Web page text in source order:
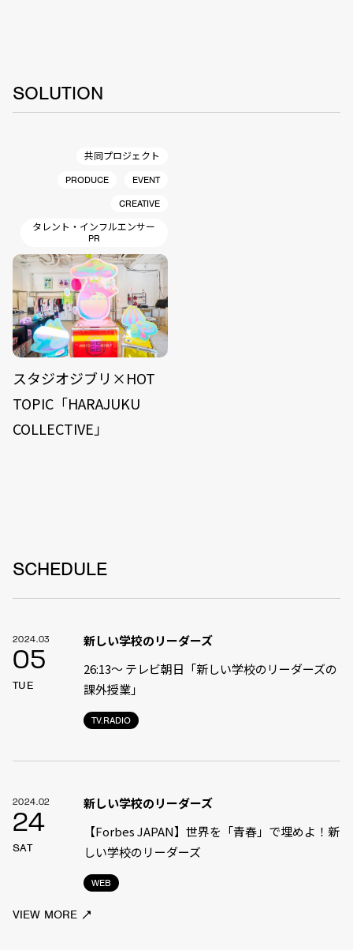
SOLUTION
共同プロジェクト
PRODUCE
EVENT
CREATIVE
タレント・インフルエンサー
PR
スタジオジブリ×HOT
TOPIC「HARAJUKU
COLLECTIVE」
SCHEDULE
2024.03
05
TUE
TV.RADIO
新しい学校のリーダーズ
26:13〜 テレビ朝日「新しい学校のリーダーズの
課外授業」
2024.02
24
SAT
WEB
新しい学校のリーダーズ
【Forbes JAPAN】世界を「青春」で埋めよ！新
しい学校のリーダーズ
VIEW MORE